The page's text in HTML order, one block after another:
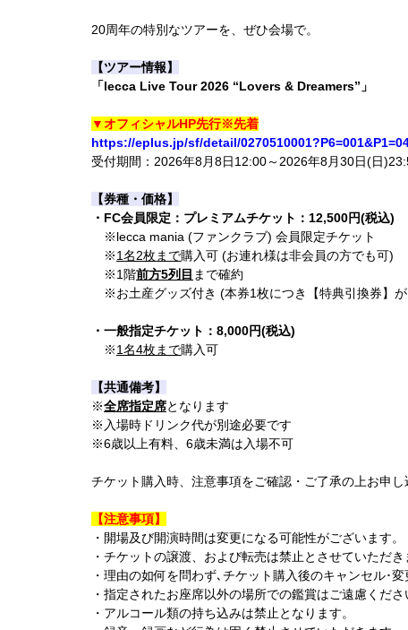
20周年の特別なツアーを、ぜひ会場で。
【ツアー情報】
「lecca Live Tour 2026 “Lovers & Dreamers”」
▼オフィシャルHP先行※先着
https://eplus.jp/sf/detail/
受付期間：2026年8月8日12:00～2026年8月30日(日
【券種・価格】
・FC会員限定：プレミアムチケット：12,500円(税込)
※lecca mania (ファンクラブ) 会員限定チケット
※1名2枚まで購入可 (お連れ様は非会員の方でも可)
※1階前方5列目 まで確約
※お土産グッズ付き (本券1枚につき【特典引換券】
・一般指定チケット：8,000円(税込)
※1名4枚まで購入可
【共通備考】
※全席指定席となります
※入場時ドリンク代が別途必要です
※6歳以上有料、6歳未満は入場不可
チケット購入時、注意事項をご確認・ご了承の上お申し
【注意事項】
・開場及び開演時間は変更になる可能性がございます。
・チケットの譲渡、および転売は禁止とさせていただき
・理由の如何を問わず､チケット購入後のキャンセル･
・指定されたお座席以外の場所での鑑賞はご遠慮くださ
・アルコール類の持ち込みは禁止となります。